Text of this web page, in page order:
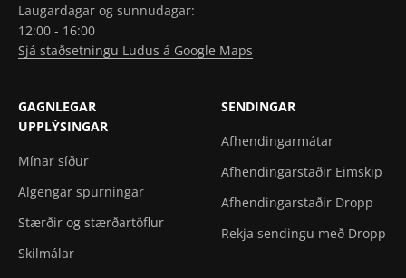
Laugardagar og sunnudagar:
12:00 - 16:00
Sjá staðsetningu Ludus á Google Maps
GAGNLEGAR
UPPLÝSINGAR
Mínar síður
Algengar spurningar
Stærðir og stærðartöflur
Skilmálar
SENDINGAR
Afhendingarmátar
Afhendingarstaðir Eimskip
Afhendingarstaðir Dropp
Rekja sendingu með Dropp